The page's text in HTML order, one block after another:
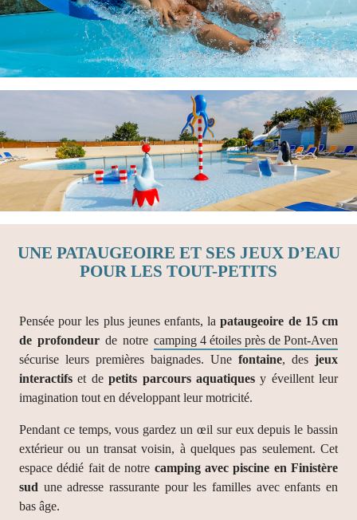
UNE PATAUGEOIRE ET SES JEUX D’EAU
POUR LES TOUT-PETITS
Pensée pour les plus jeunes enfants, lapataugeoire de 15 cm
de profondeur de notre camping 4 étoiles près de Pont-Aven
sécurise leurs premières baignades. Une fontaine, des jeux
interactifs et depetits parcours aquatiquesy éveillent leur
imagination tout en développant leur motricité.
Pendant ce temps, vous gardez un œil sur eux depuis le bassin
extérieur ou un transat voisin, à quelques pas seulement. Cet
espace dédié fait de notre camping avec piscine en Finistère
sud une adresse rassurante pour les familles avec enfants en
bas âge.